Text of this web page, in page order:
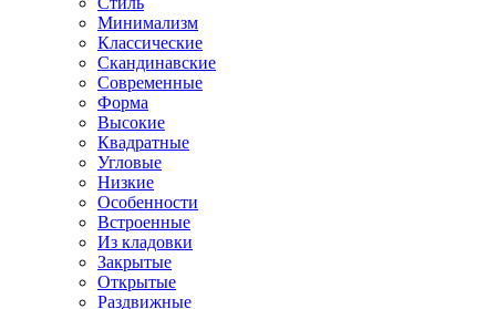
Минимализм
Классические
Скандинавские
Современные
Форма
Высокие
Квадратные
Угловые
Низкие
Особенности
Встроенные
Из кладовки
Закрытые
Открытые
Раздвижные